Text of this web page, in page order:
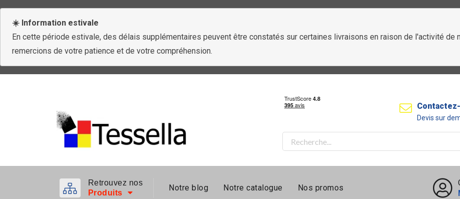
☀️ Information estivale
En cette période estivale, des délais supplémentaires peuvent être constatés sur certaines livraisons en raison de l'activité
remercions de votre patience et de votre compréhension.
Devis sur
Retrouvez nos
Produits
Notre blog Notre catalogue Nos promos